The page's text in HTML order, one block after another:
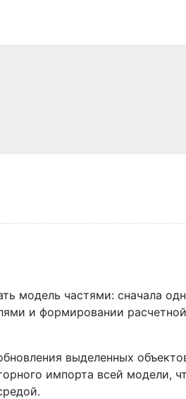
модель частями: сначала
и формировании
выделенных
импорта всей модели,